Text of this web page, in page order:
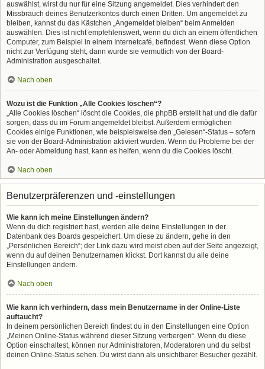
auswählst, wirst du nur für eine Sitzung angemeldet. Dies verhindert den
Missbrauch deines Benutzerkontos durch einen Dritten. Um angemeldet zu
bleiben, kannst du das Kästchen „Angemeldet bleiben“ beim Anmelden
auswählen. Dies ist nicht empfehlenswert, wenn du dich an einem öffentlichen
Computer, zum Beispiel in einem Internetcafé, befindest. Wenn diese Option
nicht zur Verfügung steht, dann wurde sie vermutlich von der Board-
Administration ausgeschaltet.
Nach oben
Wozu ist die Funktion „Alle Cookies löschen“?
„Alle Cookies löschen“ löscht die Cookies, die phpBB erstellt hat und die dafür
sorgen, dass du im Forum angemeldet bleibst. Außerdem ermöglichen
Cookies einige Funktionen, wie beispielsweise den „Gelesen“-Status – sofern
sie von der Board-Administration aktiviert wurden. Wenn du Probleme bei der
An- oder Abmeldung hast, kann es helfen, wenn du die Cookies löscht.
Nach oben
Benutzerpräferenzen und -einstellungen
Wie kann ich meine Einstellungen ändern?
Wenn du dich registriert hast, werden alle deine Einstellungen in der
Datenbank des Boards gespeichert. Um diese zu ändern, gehe in den
„Persönlichen Bereich“; der Link dazu wird meist oben auf der Seite angezeigt,
wenn du auf deinen Benutzernamen klickst. Dort kannst du alle deine
Einstellungen ändern.
Nach oben
Wie kann ich verhindern, dass mein Benutzername in der Online-Liste
auftaucht?
In deinem persönlichen Bereich findest du in den Einstellungen eine Option
„Meinen Online-Status während dieser Sitzung verbergen“. Wenn du diese
Option einschaltest, können nur Administratoren, Moderatoren und du selbst
deinen Online-Status sehen. Du wirst dann als unsichtbarer Besucher gezählt.